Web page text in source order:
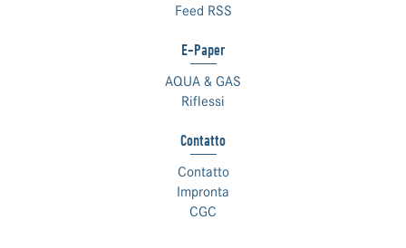
Feed RSS
E-Paper
AQUA & GAS
Riflessi
Contatto
Contatto
Impronta
CGC